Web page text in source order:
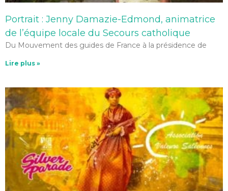
Portrait : Jenny Damazie-Edmond, animatrice
de l’équipe locale du Secours catholique
Du Mouvement des guides de France à la présidence de
Lire plus »